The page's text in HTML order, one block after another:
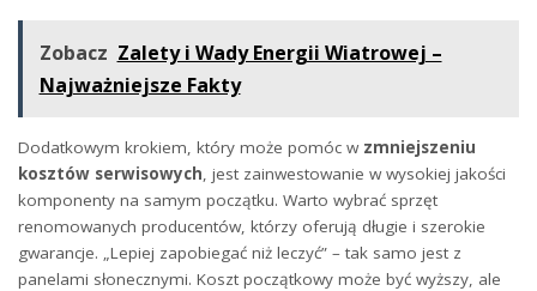
Zobacz Zalety i Wady Energii Wiatrowej –
Najważniejsze Fakty
Dodatkowym krokiem, który może pomóc w⁢ zmniejszeniu
kosztów⁢ serwisowych , jest zainwestowanie w wysokiej jakości
komponenty na​ samym⁢ początku. ​Warto wybrać sprzęt
renomowanych producentów, ‍którzy oferują długie​ i szerokie
gwarancje. „Lepiej​ zapobiegać niż leczyć” – tak samo jest⁤ z‍
panelami słonecznymi. Koszt początkowy może być wyższy, ​ale